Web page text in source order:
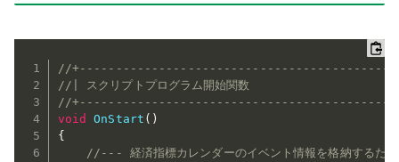
//
//| スクリプトプログラム開始関数
//
void
OnStart ( )
{
//--- 経済指標カレンダーのイベント情報を格納するため